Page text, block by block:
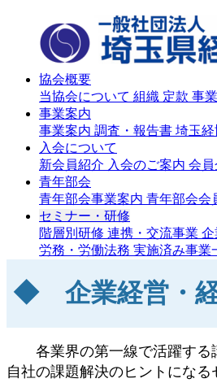
協会概要
当協会について 組織 定款 事
事業案内
事業案内 調査・報告書 埼玉経
入会について
新会員紹介 入会のご案内 会員
青年部会
青年部会事業案内 青年部会会
セミナー・研修
階層別研修 連携・交流事業 企
労務・労働法務 実施済み事業
◆ 企業経営・
各業界の第一線で活躍する
自社の課題解決のヒントにな